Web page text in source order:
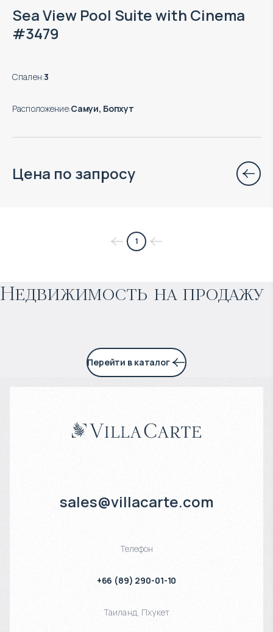
Sea View Pool Suite with Cinema
#3479
Спален:3
Расположение:Самуи, Бопхут
Цена по запросу
1
Недвижимость на продажу
8% годовых
Перейти в каталог
sales@villacarte.com
Телефон
+66 (89) 290-01-10
Таиланд, Пхукет